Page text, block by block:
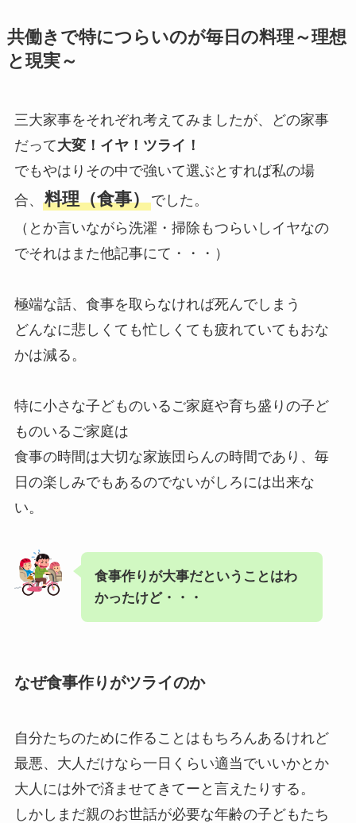
共働きで特につらいのが毎日の料理～理想
と現実～
三大家事をそれぞれ考えてみましたが、どの家事
だって大変！イヤ！ツライ！
でもやはりその中で強いて選ぶとすれば私の場
合、 料理（食事）でした。
（とか言いながら洗濯・掃除もつらいしイヤなの
でそれはまた他記事にて・・・）
極端な話、食事を取らなければ死んでしまう
どんなに悲しくても忙しくても疲れていてもおな
かは減る。
特に小さな子どものいるご家庭や育ち盛りの子ど
ものいるご家庭は
食事の時間は大切な家族団らんの時間であり、毎
日の楽しみでもあるのでないがしろには出来な
い。
食事作りが大事だということはわ
かったけど・・・
なぜ食事作りがツライのか
自分たちのために作ることはもちろんあるけれど
最悪、大人だけなら一日くらい適当でいいかとか
大人には外で済ませてきてーと言えたりする。
しかしまだ親のお世話が必要な年齢の子どもたち